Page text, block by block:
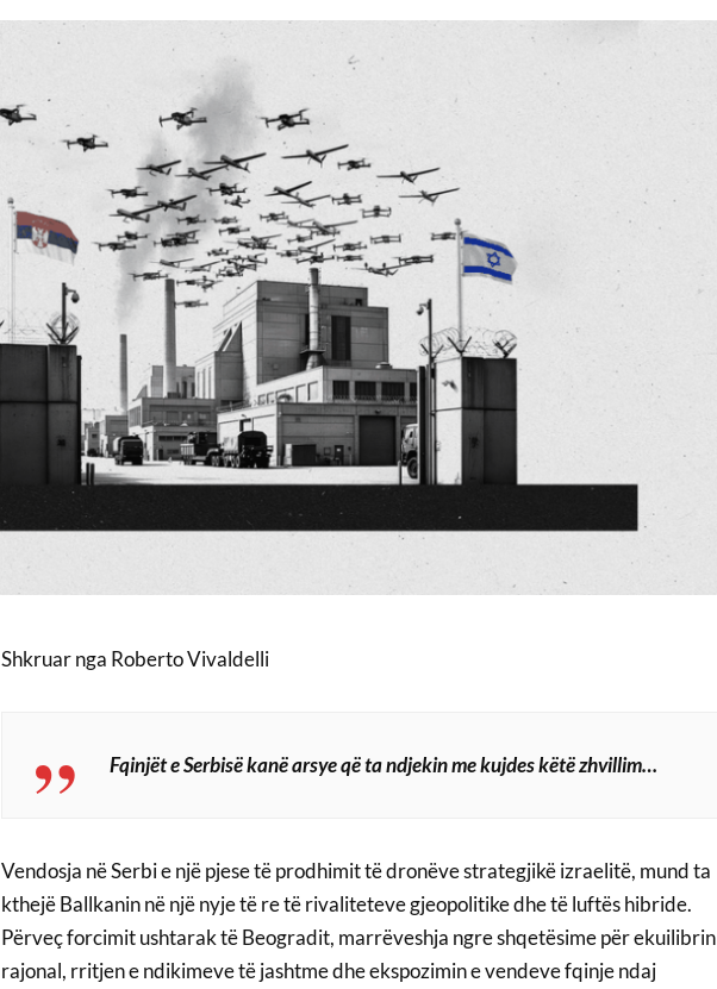
Shkruar nga Roberto Vivaldelli
Fqinjët e Serbisë kanë arsye që ta ndjekin me kujdes këtë zhvillim…
Vendosja në Serbi e një pjese të prodhimit të dronëve strategjikë izraelitë, mund ta
kthejë Ballkanin në një nyje të re të rivaliteteve gjeopolitike dhe të luftës hibride.
Përveç forcimit ushtarak të Beogradit, marrëveshja ngre shqetësime për ekuilibrin
rajonal, rritjen e ndikimeve të jashtme dhe ekspozimin e vendeve fqinje ndaj